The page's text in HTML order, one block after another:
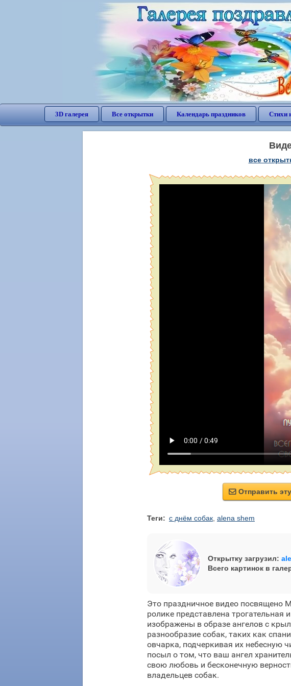
3D галерея Все открытки Календарь праздников Стихи
все
 Отправить
Теги: с днём собак alena shem
Открытку загрузил:
Всего картинок в
Это праздничное видео посвящено
ролике представлена
изображены в образе ангелов с
разнообразие собак, таких как
овчарка, подчеркивая их небесную
посыл о том, что ваш ангел
свою любовь и бесконечную
владельцев собак.